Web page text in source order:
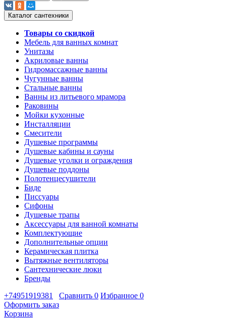
Каталог сантехники
Товары со скидкой
Мебель для ванных комнат
Унитазы
Акриловые ванны
Гидромассажные ванны
Чугунные ванны
Стальные ванны
Ванны из литьевого мрамора
Раковины
Мойки кухонные
Инсталляции
Смесители
Душевые программы
Душевые кабины и сауны
Душевые уголки и ограждения
Душевые поддоны
Полотенцесушители
Биде
Писсуары
Сифоны
Душевые трапы
Аксессуары для ванной комнаты
Комплектующие
Дополнительные опции
Керамическая плитка
Вытяжные вентиляторы
Сантехнические люки
Бренды
+74951919381
Сравнить 0 Избранное 0
Оформить заказ
Корзина